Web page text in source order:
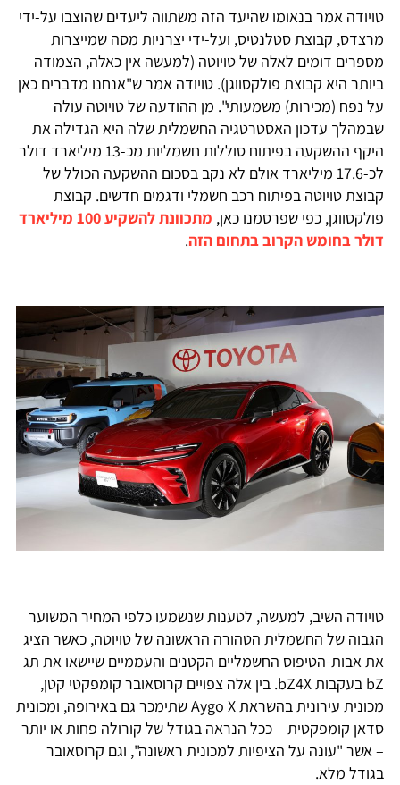
טויודה אמר בנאומו שהיעד הזה משתווה ליעדים שהוצבו על-ידי
מרצדס, קבוצת סטלנטיס, ועל-ידי יצרניות מסה שמייצרות
מספרים דומים לאלה של טויוטה (למעשה אין כאלה, הצמודה
ביותר היא קבוצת פולקסווגן). טויודה אמר ש"אנחנו מדברים כאן
על נפח (מכירות) משמעותי". מן ההודעה של טויוטה עולה
שבמהלך עדכון האסטרטגיה החשמלית שלה היא הגדילה את
היקף ההשקעה בפיתוח סוללות חשמליות מכ-13 מיליארד דולר
לכ-17.6 מיליארד אולם לא נקב בסכום ההשקעה הכולל של
קבוצת טויוטה בפיתוח רכב חשמלי ודגמים חדשים. קבוצת
פולקסווגן, כפי שפרסמנו כאן,
מתכוונת להשקיע 100 מיליארד
דולר בחומש הקרוב בתחום הזה.
טויודה השיב, למעשה, לטענות שנשמעו כלפי המחיר המשוער
הגבוה של החשמלית הטהורה הראשונה של טויוטה, כאשר הציג
את אבות-הטיפוס החשמליים הקטנים והעממיים שיישאו את תג
bZ בעקבות bZ4X. בין אלה צפויים קרוסאובר קומפקטי קטן,
מכונית עירונית בהשראת Aygo X שתימכר גם באירופה, ומכונית
סדאן קומפקטית – ככל הנראה בגודל של קורולה פחות או יותר
– אשר "עונה על הציפיות למכונית ראשונה", וגם קרוסאובר
בגודל מלא.